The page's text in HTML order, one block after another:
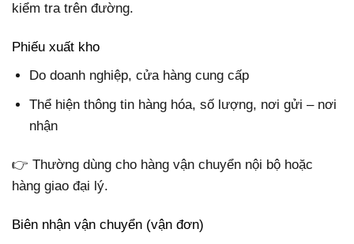
kiểm tra trên đường.
Phiếu xuất kho
Do doanh nghiệp, cửa hàng cung cấp
Thể hiện thông tin hàng hóa, số lượng, nơi gửi – nơi
nhận
👉 Thường dùng cho hàng vận chuyển nội bộ hoặc
hàng giao đại lý.
Biên nhận vận chuyển (vận đơn)